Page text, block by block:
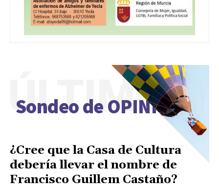
Sondeo de OPINIÓN
ÚLTIMO
¿Cree que la Casa de Cultura
debería llevar el nombre de
Francisco Guillem Castaño?